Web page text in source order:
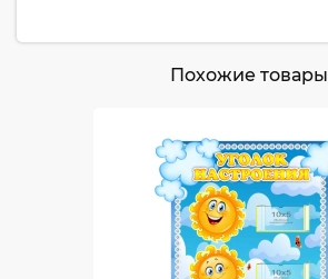
Похожие товары